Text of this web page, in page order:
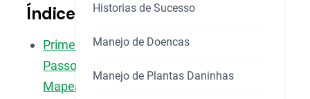
Índice
Primeiro
Passo:
Mapeamento
Historias de Sucesso
Manejo de Doencas
Manejo de Plantas Daninhas